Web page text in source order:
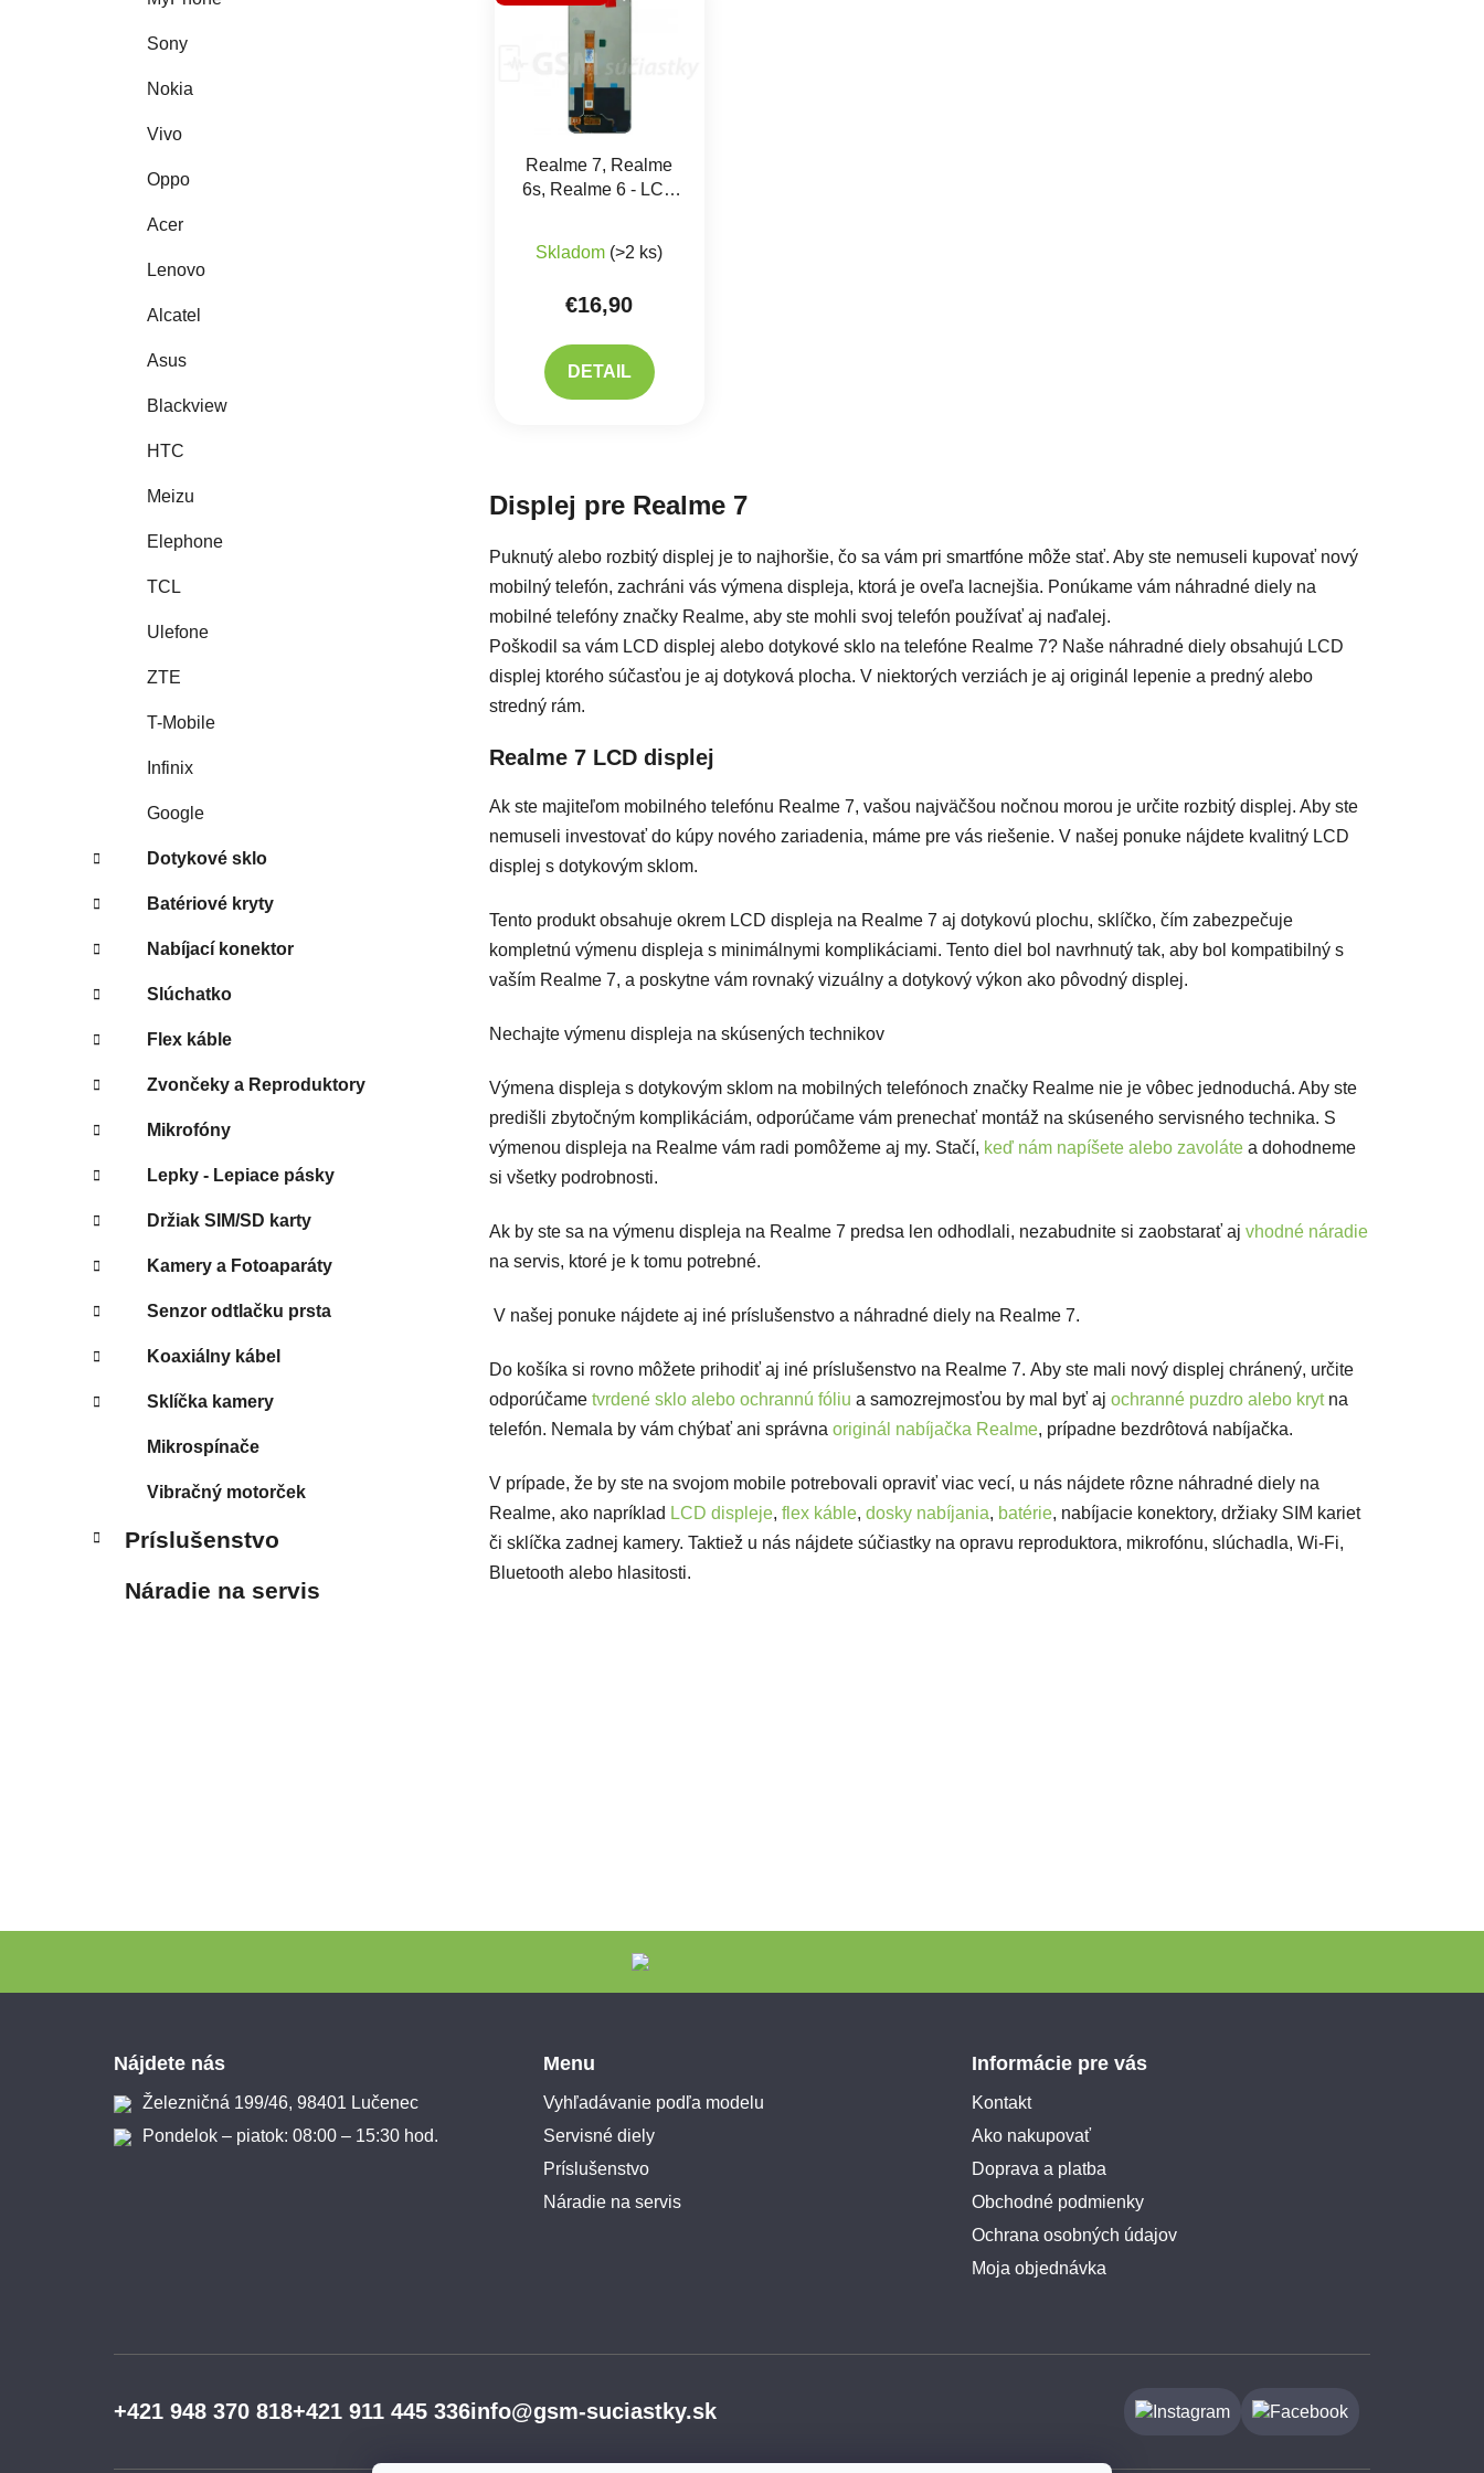
Sony
Nokia
Vivo
Oppo
Acer
Lenovo
Alcatel
Asus
Blackview
HTC
Meizu
Elephone
TCL
Ulefone
ZTE
T-Mobile
Infinix
Google
Dotykové sklo
Batériové kryty
Nabíjací konektor
Slúchatko
Flex káble
Zvončeky a Reproduktory
Mikrofóny
Lepky - Lepiace pásky
Držiak SIM/SD karty
Kamery a Fotoaparáty
Senzor odtlačku prsta
Koaxiálny kábel
Sklíčka kamery
Mikrospínače
Vibračný motorček
Príslušenstvo
Náradie na servis
Realme 7, Realme
6s, Realme 6 - LCD
Skladom (>2 ks)
€16,90
DETAIL
Displej pre Realme 7
Puknutý alebo rozbitý displej je to najhoršie, čo sa vám pri smartfóne môže stať. Aby ste nemuseli kupovať nový
mobilný telefón, zachráni vás výmena displeja, ktorá je oveľa lacnejšia. Ponúkame vám náhradné diely na
mobilné telefóny značky Realme, aby ste mohli svoj telefón používať aj naďalej.
Poškodil sa vám LCD displej alebo dotykové sklo na telefóne Realme 7? Naše náhradné diely obsahujú LCD
displej ktorého súčasťou je aj dotyková plocha. V niektorých verziách je aj originál lepenie a predný alebo
stredný rám.
Realme 7 LCD displej
Ak ste majiteľom mobilného telefónu Realme 7, vašou najväčšou nočnou morou je určite rozbitý displej. Aby ste
nemuseli investovať do kúpy nového zariadenia, máme pre vás riešenie. V našej ponuke nájdete kvalitný LCD
displej s dotykovým sklom.
Tento produkt obsahuje okrem LCD displeja na Realme 7 aj dotykovú plochu, sklíčko, čím zabezpečuje
kompletnú výmenu displeja s minimálnymi komplikáciami. Tento diel bol navrhnutý tak, aby bol kompatibilný s
vaším Realme 7, a poskytne vám rovnaký vizuálny a dotykový výkon ako pôvodný displej.
Nechajte výmenu displeja na skúsených technikov
Výmena displeja s dotykovým sklom na mobilných telefónoch značky Realme nie je vôbec jednoduchá. Aby ste
predišli zbytočným komplikáciám, odporúčame vám prenechať montáž na skúseného servisného technika. S
výmenou displeja na Realme vám radi pomôžeme aj my. Stačí, keď nám napíšete alebo zavoláte a dohodneme
si všetky podrobnosti.
Ak by ste sa na výmenu displeja na Realme 7 predsa len odhodlali, nezabudnite si zaobstarať aj vhodné náradie
na servis, ktoré je k tomu potrebné.
V našej ponuke nájdete aj iné príslušenstvo a náhradné diely na Realme 7.
Do košíka si rovno môžete prihodiť aj iné príslušenstvo na Realme 7. Aby ste mali nový displej chránený, určite
odporúčame tvrdené sklo alebo ochrannú fóliu a samozrejmosťou by mal byť aj ochranné puzdro alebo krytna
telefón. Nemala by vám chýbať ani správna originál nabíjačka Realme, prípadne bezdrôtová nabíjačka.
V prípade, že by ste na svojom mobile potrebovali opraviť viac vecí, u nás nájdete rôzne náhradné diely na
Realme, ako napríklad LCD displeje, flex káble, dosky nabíjania, batérie, nabíjacie konektory, držiaky SIM kariet
či sklíčka zadnej kamery. Taktiež u nás nájdete súčiastky na opravu reproduktora, mikrofónu, slúchadla, Wi-Fi,
Bluetooth alebo hlasitosti.
Nájdete nás
Železničná 199/46, 98401 Lučenec
Pondelok – piatok: 08:00 – 15:30 hod.
Menu
Vyhľadávanie podľa modelu
Servisné diely
Príslušenstvo
Náradie na servis
Informácie pre vás
Kontakt
Ako nakupovať
Doprava a platba
Obchodné podmienky
Ochrana osobných údajov
Moja objednávka
+421 948 370 818+421 911 445 336info@gsm-suciastky.sk